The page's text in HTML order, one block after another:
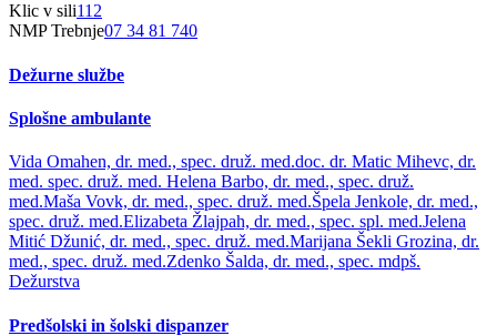
Klic v sili112
NMP Trebnje07 34 81 740
Dežurne službe
Splošne ambulante
Vida Omahen, dr. med., spec. druž. med.doc. dr. Matic Mihevc, dr.
med. spec. druž. med. Helena Barbo, dr. med., spec. druž.
med.Maša Vovk, dr. med., spec. druž. med.Špela Jenkole, dr. med.,
spec. druž. med.Elizabeta Žlajpah, dr. med., spec. spl. med.Jelena
Mitić Džunić, dr. med., spec. druž. med.Marijana Šekli Grozina, dr.
med., spec. druž. med.Zdenko Šalda, dr. med., spec. mdpš.
Dežurstva
Predšolski in šolski dispanzer